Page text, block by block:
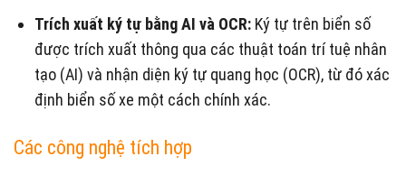
Trích xuất ký tự bằng AI và OCR: Ký tự trên biển số
được trích xuất thông qua các thuật toán trí tuệ nhân
tạo (AI) và nhận diện ký tự quang học (OCR), từ đó xác
định biển số xe một cách chính xác.
Các công nghệ tích hợp